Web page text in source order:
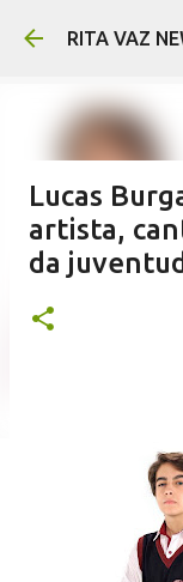
Pular
RITA VAZ
Lucas
artista,
da